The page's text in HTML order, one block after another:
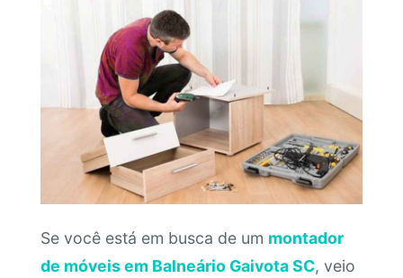
Se você está em busca de um montador
de móveis em Balneário Gaivota SC, veio